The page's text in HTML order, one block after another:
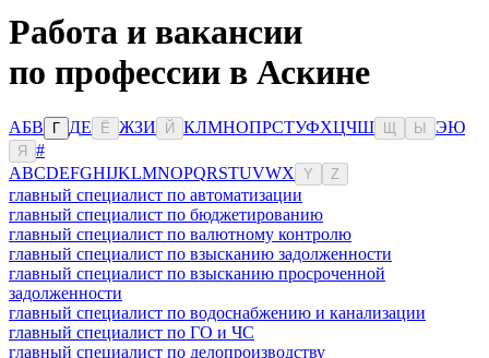
Работа и вакансии
по профессии в Аскине
АБВ Г ДЕ Ё ЖЗИ Й КЛМНОПРСТУФХЦЧШ Ы ЭЮ
Я
#
ABCDEFGHIJKLMNOPQRSTUVWX Y Z
главный специалист по автоматизации
главный специалист по бюджетированию
главный специалист по валютному контролю
главный специалист по взысканию задолженности
главный специалист по взысканию просроченной
задолженности
главный специалист по водоснабжению и канализации
главный специалист по ГО и ЧС
главный специалист по делопроизводству